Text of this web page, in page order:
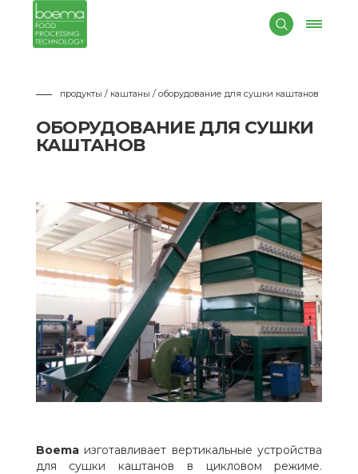
продукты / каштаны / оборудование для сушки каштанов
ОБОРУДОВАНИЕ ДЛЯ СУШКИ
КАШТАНОВ
Boema изготавливает вертикальные устройства
для сушки каштанов в цикловом режиме.